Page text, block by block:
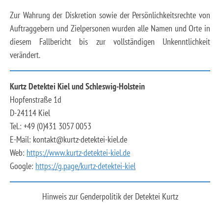
Zur Wahrung der Diskretion sowie der Persönlichkeitsrechte von
Auftraggebern und Zielpersonen wurden alle Namen und Orte in
diesem Fallbericht bis zur vollständigen Unkenntlichkeit
verändert.
Kurtz Detektei Kiel und Schleswig-Holstein
Hopfenstraße 1d
D-24114 Kiel
Tel.: +49 (0)431 3057 0053
E-Mail: kontakt@kurtz-detektei-kiel.de
Web: https://www.kurtz-detektei-kiel.de
Google: https://g.page/kurtz-detektei-kiel
Hinweis zur Genderpolitik der Detektei Kurtz